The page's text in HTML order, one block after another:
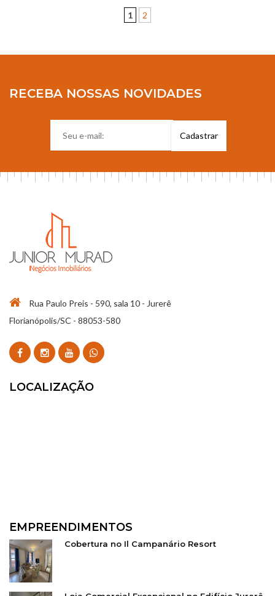
1 2
RECEBA NOSSAS NOVIDADES
Rua Paulo Preis - 590, sala 10 - Jurerê
Florianópolis/SC - 88053-580
LOCALIZAÇÃO
EMPREENDIMENTOS
Cobertura no Il Campanário Resort